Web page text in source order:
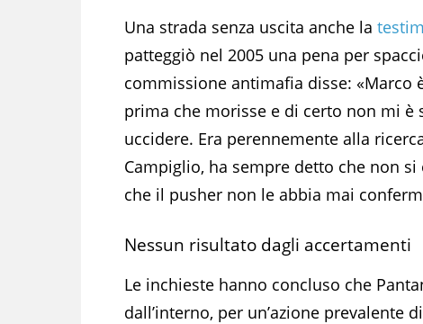
Una strada senza uscita anche la
patteggiò nel 2005 una pena per
commissione antimafia disse: «Marco
prima che morisse e di certo non mi è
uccidere. Era perennemente alla
Campiglio, ha sempre detto che non
che il pusher non le abbia mai
Nessun risultato dagli accertamenti
Le inchieste hanno concluso che
dall’interno, per un’azione prevalente